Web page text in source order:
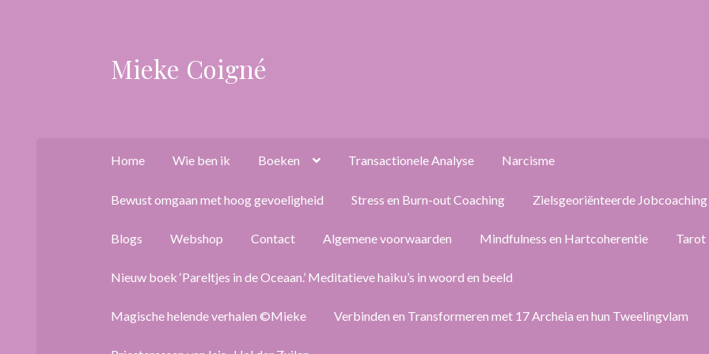
Ga
door
Ga
naar
Mieke Coigné
Home Wie ben ik Boeken Transactionele Analyse Narcisme
Bewust omgaan met hoog gevoeligheid Stress en Burn-out Coaching Zielsgeoriënteerde Jobcoaching
Blogs Webshop Contact Algemene voorwaarden Mindfulness en Hartcoherentie Tarot
Nieuw boek ‘Pareltjes in de Oceaan.’ Meditatieve haiku’s in woord en beeld
Magische helende verhalen ©Mieke Verbinden en Transformeren met 17 Archeia en hun Tweelingvlam